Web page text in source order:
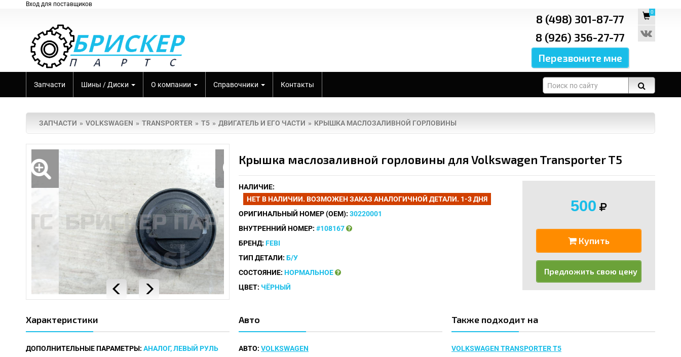
Вход для поставщиков
8 (498) 301-87-77
8 (926) 356-27-77
0
Запчасти Шины / Диски О компании Справочники Контакты
ЗАПЧАСТИ VOLKSWAGEN TRANSPORTER T5 ДВИГАТЕЛЬ И ЕГО ЧАСТИ КРЫШКА МАСЛОЗАЛИВНОЙ ГОРЛОВИНЫ
Крышка маслозаливной горловины для Volkswagen Transporter T5
НАЛИЧИЕ:
НЕТ В НАЛИЧИИ. ВОЗМОЖЕН ЗАКАЗ АНАЛОГИЧНОЙ ДЕТАЛИ. 1-3 ДНЯ
ОРИГИНАЛЬНЫЙ НОМЕР (OEM): 30220001
ВНУТРЕННИЙ НОМЕР: #108167
БРЕНД: FEBI
ТИП ДЕТАЛИ: Б/У
СОСТОЯНИЕ: НОРМАЛЬНОЕ
ЦВЕТ: ЧЁРНЫЙ
500
Купить
Предложить свою цену
Характеристики
ДОПОЛНИТЕЛЬНЫЕ ПАРАМЕТРЫ: АНАЛОГ, ЛЕВЫЙ РУЛЬ
Авто
АВТО: VOLKSWAGEN
Также подходит на
VOLKSWAGEN TRANSPORTER T5